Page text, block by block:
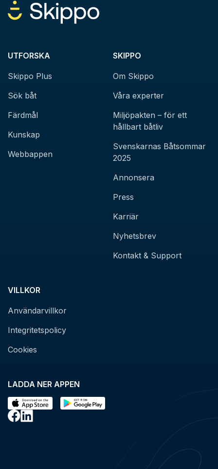
LADDA NER APPEN
UTFORSKA
Skippo Plus
Sök båt
Färdmål
Kunskap
Webbappen
SKIPPO
Om Skippo
Våra experter
Miljöpakten – för ett
hållbart båtliv
Svenskarnas Båtsommar
2025
Annonsera
Press
Karriär
Nyhetsbrev
Kontakt & Support
VILLKOR
Användarvillkor
Integritetspolicy
Cookies